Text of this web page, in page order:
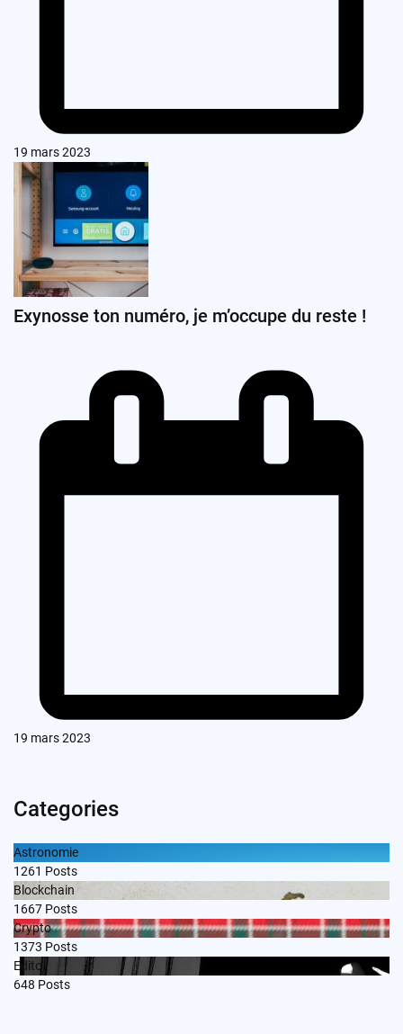
19 mars 2023
Exynosse ton numéro, je m’occupe du reste !
19 mars 2023
Categories
Astronomie
1261 Posts
Blockchain
1667 Posts
Crypto
1373 Posts
Edito
648 Posts